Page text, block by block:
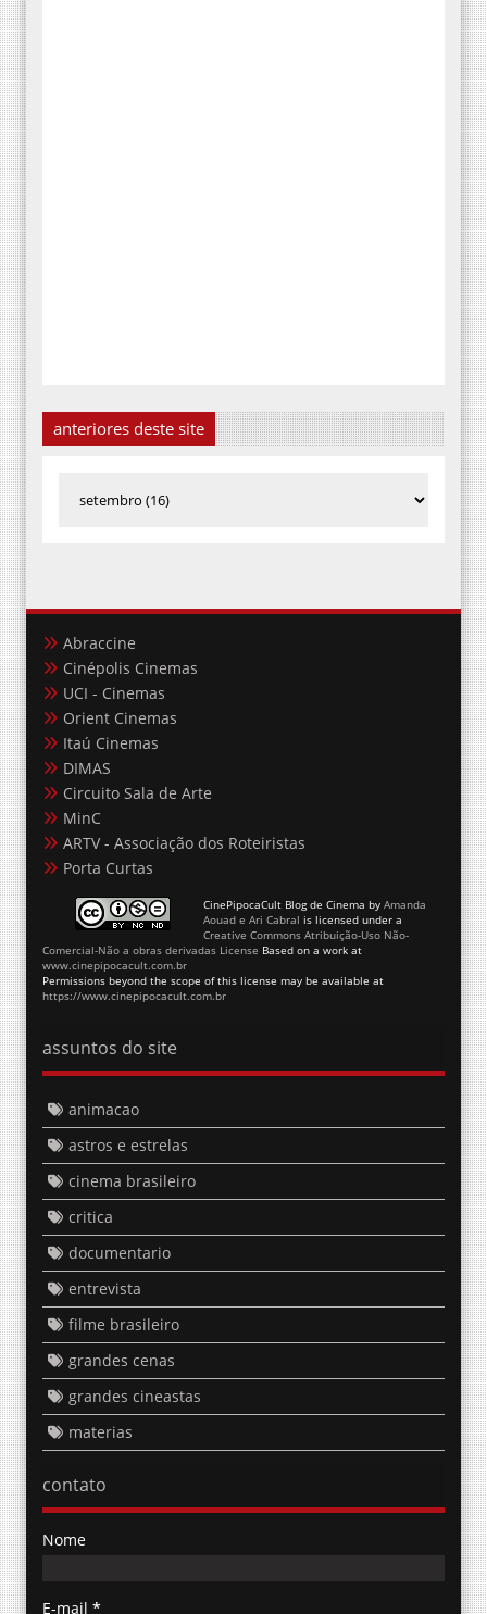
anteriores deste site
Abraccine
Cinépolis Cinemas
UCI - Cinemas
Orient Cinemas
Itaú Cinemas
DIMAS
Circuito Sala de Arte
MinC
ARTV - Associação dos Roteiristas
Porta Curtas
CinePipocaCult Blog de Cinema by Amanda
Aouad e Ari Cabral is licensed under a
Creative Commons Atribuição-Uso Não-
Comercial-Não a obras derivadas License Based on a work at
www.cinepipocacult.com.br
Permissions beyond the scope of this license may be available at
https://www.cinepipocacult.com.br
assuntos do site
animacao
astros e estrelas
cinema brasileiro
critica
documentario
entrevista
filme brasileiro
grandes cenas
grandes cineastas
materias
contato
Nome
E-mail *